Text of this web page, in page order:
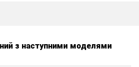
з наступними моделями